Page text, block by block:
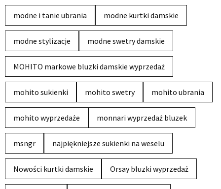
modne i tanie ubrania modne kurtki damskie
modne stylizacje modne swetry damskie
MOHITO markowe bluzki damskie wyprzedaż
mohito sukienki mohito swetry mohito ubrania
mohito wyprzedaże monnari wyprzedaż bluzek
msngr najpiękniejsze sukienki na weselu
Nowości kurtki damskie Orsay bluzki wyprzedaż